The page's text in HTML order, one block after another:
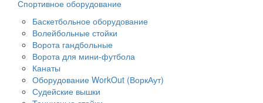
Спортивное оборудование
Баскетбольное оборудование
Волейбольные стойки
Ворота гандбольные
Ворота для мини-футбола
Канаты
Оборудование WorkOut (ВоркАут)
Судейские вышки